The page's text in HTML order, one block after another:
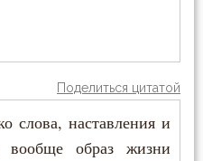
Поделиться цитатой
слова, наставления и
образ жизни